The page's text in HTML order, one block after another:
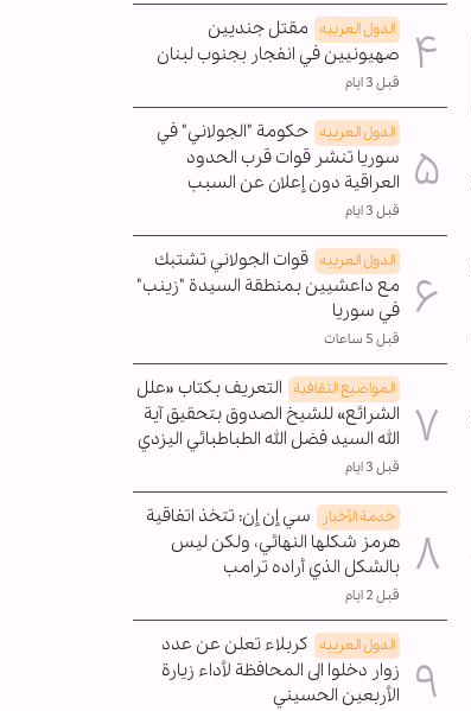
الدول العربیه مقتل جنديين
صهيونيين في انفجار بجنوب لبنان
قبل 3 ايام
الدول العربیه حكومة "الجولاني" في
سوريا تنشر قوات قرب الحدود
العراقية دون إعلان عن السبب
قبل 3 ايام
الدول العربیه قوات الجولاني تشتبك
مع داعشيين بمنطقة السيدة "زينب"
في سوريا
قبل 5 ساعات
المواضیع الثقافية التعريف بكتاب «علل
الشرائع» للشيخ الصدوق بتحقيق آية
الله السيد فضل الله الطباطبائي اليزدي
قبل 3 ايام
خدمة الأخبار
سي إن إن: تتخذ اتفاقية
هرمز شكلها النهائي، ولكن ليس
بالشكل الذي أراده ترامب
قبل 2 ايام
الدول العربیه كربلاء تعلن عن عدد
زوار دخلوا الى المحافظة لأداء زيارة
الأربعين الحسيني